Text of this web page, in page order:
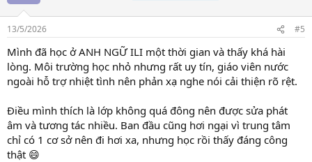
Tại sao nên cho bé học tiếng Anh
online từ sớm?​
Tiếng Anh không chỉ là một môn học, mà còn là “tấm vé thông
hành”giúp các bé mở ra cánh cửa đến với thế giới. Đặc biệt trong
thời đại hội nhập, kỹ năng học tiếng Anh online cho bé là nền tảng
để các con tự tin giao tiếp, học tập và phát triển toàn diện. Theo
nghiên cứu, độ tuổi từ3 đến 15 tuổi là thời điểm vàng để trẻ học
ngoại ngữ, vì não bộ của các bé ở giai đoạn này rất nhạy bén, dễ
dàng tiếp thu ngôn ngữ mới một cách tự nhiên, giống như cách các
bé học tiếng mẹ đẻ.
13/5/2026 #5
Mình đã học ở ANH NGỮ ILI một thời gian và thấy khá hài
lòng. Môi trường học nhỏ nhưng rất uy tín, giáo viên nước
ngoài hỗ trợ nhiệt tình nên phản xạ nghe nói cải thiện rõ rệt.
Điều mình thích là lớp không quá đông nên được sửa phát
âm và tương tác nhiều. Ban đầu cũng hơi ngại vì trung tâm
chỉ có 1 cơ sở nên đi hơi xa, nhưng học rồi thấy đáng công
thật 😄